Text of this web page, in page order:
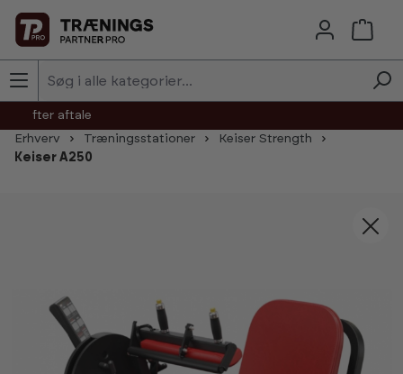
Skip to main content
efter aftale
Erhverv
Træningsstationer
Keiser Strength
Keiser A250